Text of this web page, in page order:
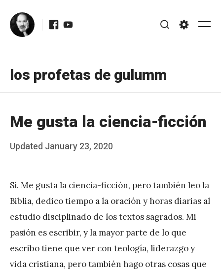
content
Facebook
Youtube
los profetas de gulumm
Me gusta la ciencia-ficción
Posted
Updated January 23, 2020
b
J
A
P
é
r
Sí. Me gusta la ciencia-ficción, pero también leo la
Biblia, dedico tiempo a la oración y horas diarias al
estudio disciplinado de los textos sagrados. Mi
pasión es escribir, y la mayor parte de lo que
escribo tiene que ver con teología, liderazgo y
vida cristiana, pero también hago otras cosas que